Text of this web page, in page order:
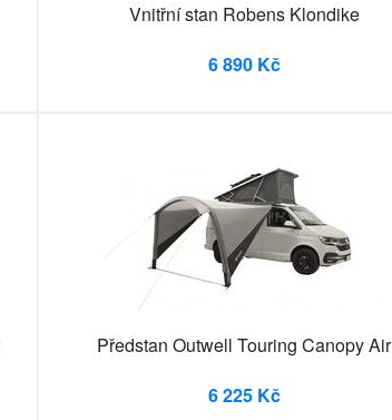
Vnitřní stan Robens Klondike
6 890 Kč
Předstan Outwell Touring Canopy Air
6 225 Kč